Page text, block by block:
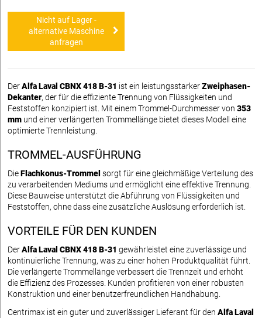
Nicht auf Lager -
alternative Maschine
anfragen
DerAlfa Laval CBNX 418 B-31 ist ein leistungsstarkerZweiphasen-
Dekanter, der für die effiziente Trennung von Flüssigkeiten und
Feststoffen konzipiert ist. Mit einem Trommel-Durchmesser von 353
mm und einer verlängerten Trommellänge bietet dieses Modell eine
optimierte Trennleistung.
TROMMEL-AUSFÜHRUNG
DieFlachkonus-Trommel sorgt für eine gleichmäßige Verteilung des
zu verarbeitenden Mediums und ermöglicht eine effektive Trennung.
Diese Bauweise unterstützt die Abführung von Flüssigkeiten und
Feststoffen, ohne dass eine zusätzliche Auslösung erforderlich ist.
VORTEILE FÜR DEN KUNDEN
DerAlfa Laval CBNX 418 B-31 gewährleistet eine zuverlässige und
kontinuierliche Trennung, was zu einer hohen Produktqualität führt.
Die verlängerte Trommellänge verbessert die Trennzeit und erhöht
die Effizienz des Prozesses. Kunden profitieren von einer robusten
Konstruktion und einer benutzerfreundlichen Handhabung.
Centrimax ist ein guter und zuverlässiger Lieferant für den Alfa Laval